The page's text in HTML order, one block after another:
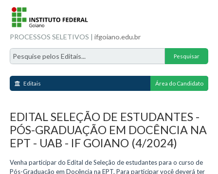
PROCESSOS SELETIVOS | ifgoiano.edu.br
Editais Área do Candidato
EDITAL SELEÇÃO DE ESTUDANTES -
PÓS-GRADUAÇÃO EM DOCÊNCIA NA
EPT - UAB - IF GOIANO (4/2024)
Venha participar do Edital de Seleção de estudantes para o curso de
Pós-Graduação em Docência na EPT. Para participar você deverá ter